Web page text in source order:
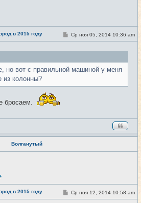
в 2015 году #11
С
о
б
н
Ср ноя 05, 2014 10:36 am
но вот с правильной машиной у меня
из колонны?
бросаем.
Волганутый
в 2015 году #12
С
о
Ср ноя 12, 2014 10:58 am